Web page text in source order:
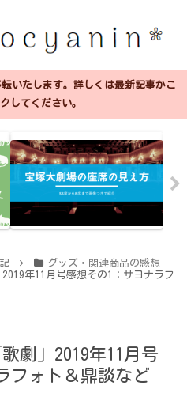
いたします。詳しくは最新記事かこ
してください。
グッズ・関連商品の感想
年11月号感想その1：サヨナラフ
劇」2019年11月号
フォト＆鼎談など